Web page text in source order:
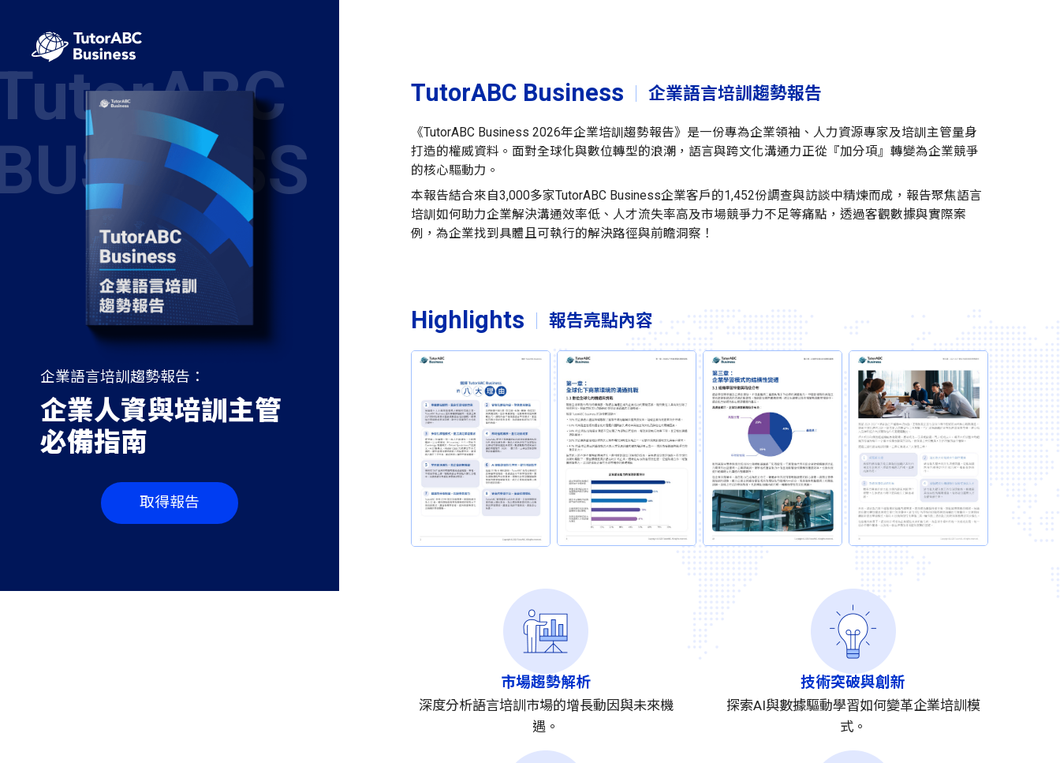
企業語言培訓趨勢報告：
企業人資與培訓主管
必備指南
取得報告
TutorABC Business 企業語言培訓趨勢報告
《TutorABC Business 2026年企業培訓趨勢報告》是一份專為企業領袖、人力資源專家及培訓主管量身
打造的權威資料。面對全球化與數位轉型的浪潮，語言與跨文化溝通力正從『加分項』轉變為企業競爭
的核心驅動力。
本報告結合來自3,000多家TutorABC Business企業客戶的1,452份調查與訪談中精煉而成，報告聚焦語言
培訓如何助力企業解決溝通效率低、人才流失率高及市場競爭力不足等痛點，透過客觀數據與實際案
例，為企業找到具體且可執行的解決路徑與前瞻洞察！
Highlights 報告亮點內容
市場趨勢解析
深度分析語言培訓市場的增長動因與未來機
遇。
技術突破與創新
探索AI與數據驅動學習如何變革企業培訓模
式。